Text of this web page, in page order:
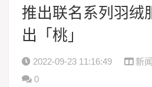
推出联名系列羽绒
出「桃」
2022-09-23 11:16:49 新
0